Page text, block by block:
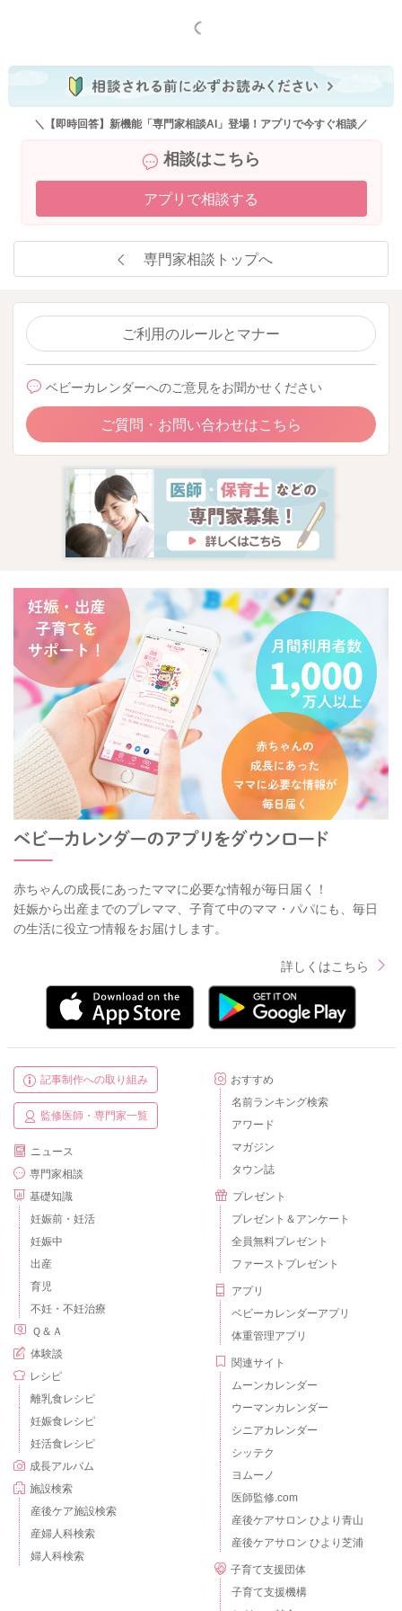
もっと見る
＼【即時回答】新機能「専門家相談AI」登場！アプリで今すぐ相談／
相談はこちら
アプリで相談する
専門家相談トップへ
ご利用のルールとマナー
ベビーカレンダーへのご意見をお聞かせください
ご質問・お問い合わせはこちら
赤ちゃんの成長にあったママに必要な情報が毎日届く！
妊娠から出産までのプレママ、子育て中のママ・パパにも、毎日
の生活に役立つ情報をお届けします。
詳しくはこちら
記事制作への取り組み
監修医師・専門家一覧
ニュース
専門家相談
基礎知識
妊娠前・妊活
妊娠中
出産
育児
不妊・不妊治療
Ｑ＆Ａ
体験談
レシピ
離乳食レシピ
妊娠食レシピ
妊活食レシピ
成長アルバム
施設検索
産後ケア施設検索
産婦人科検索
婦人科検索
おすすめ
名前ランキング検索
アワード
マガジン
タウン誌
プレゼント
プレゼント＆アンケート
全員無料プレゼント
ファーストプレゼント
アプリ
ベビーカレンダーアプリ
体重管理アプリ
関連サイト
ムーンカレンダー
ウーマンカレンダー
シニアカレンダー
シッテク
ヨムーノ
医師監修.com
産後ケアサロン ひより青山
産後ケアサロン ひより芝浦
子育て支援団体
子育て支援機構